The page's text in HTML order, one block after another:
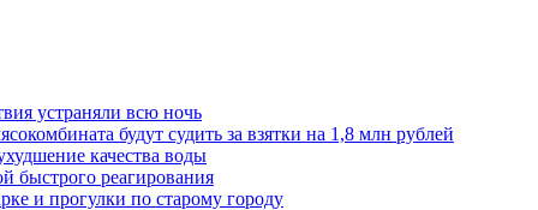
устраняли всю ночь
будут судить за взятки на 1,8 млн рублей
качества воды
быстрого реагирования
и прогулки по старому городу